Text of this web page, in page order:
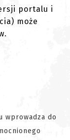
portalu i
może
wprowadza do